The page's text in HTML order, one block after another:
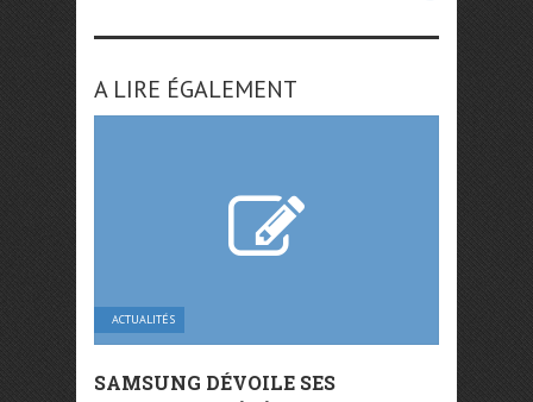
A LIRE ÉGALEMENT
ACTUALITÉS
SAMSUNG DÉVOILE SES